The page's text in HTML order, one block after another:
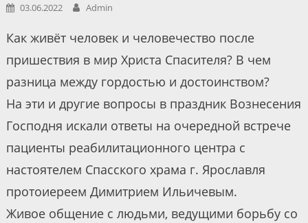
03.06.2022 Admin
Как живёт человек и человечество после
пришествия в мир Христа Спасителя? В чем
разница между гордостью и достоинством?
На эти и другие вопросы в праздник Вознесения
Господня искали ответы на очередной встрече
пациенты реабилитационного центра с
настоятелем Спасского храма г. Ярославля
протоиереем Димитрием Ильичевым.
Живое общение с людьми, ведущими борьбу со